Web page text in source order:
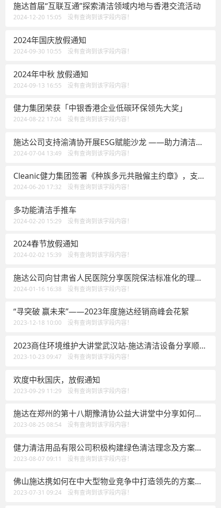
施达首届“互联互通”探索清洁领域内地与香港交流活动
2024-12-20 15:05 没有查询到该字段内容！
2024年国庆放假通知
2024-09-30 10:55 没有查询到该字段内容！
2024年中秋 放假通知
2024-09-13 16:55 没有查询到该字段内容！
健力集团荣获「中银香港企业低碳环保领先大奖」
2024-08-22 17:04 没有查询到该字段内容！
施达公司支持渝清协开展ESG赋能沙龙 ——助力清洁行
业建立可落地执行的解决方案
2024-07-04 13:49 没有查询到该字段内容！
Cleanic健力集团签署《种族多元共融僱主约章》，支持
种族共融平等
2024-06-20 17:32 没有查询到该字段内容！
多功能清洁手推车
2024-02-20 15:29 没有查询到该字段内容！
2024春节放假通知
2024-02-02 15:39 没有查询到该字段内容！
施达公司向甘肃省人民医院分享医院保洁标准化的理念
及落地案例的实践经验
2024-01-16 16:38 没有查询到该字段内容！
“寻突破 赢未来”——2023年度施达经销商峰会花絮
2023-12-18 10:00 没有查询到该字段内容！
2023商住环境维护大讲堂武汉站-施达清洁设备分享顺势
有为方能在物业竞争中取得领先
2023-10-23 09:47 没有查询到该字段内容！
欢度中秋国庆，放假通知
2023-09-29 11:29 没有查询到该字段内容！
施达在郑州的第十八期豫清协公益大讲堂中分享如何在
中大型物业竞争中打造领先
2023-08-25 08:54 没有查询到该字段内容！
健力清洁用品有限公司积极构建绿色清洁理念及方案，
为佛山清洁行业高质量发展做出新贡献
2023-08-07 09:11 没有查询到该字段内容！
佛山施达携如何在中大型物业竞争中打造领先的方案
——可视化卫生清洁管理方案参加于上海举行的标准化
绿色清洁智慧论坛
2023-07-31 09:24 没有查询到该字段内容！